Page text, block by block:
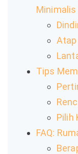
Minimalis
Atap
Tips
Pilih
FAQ: